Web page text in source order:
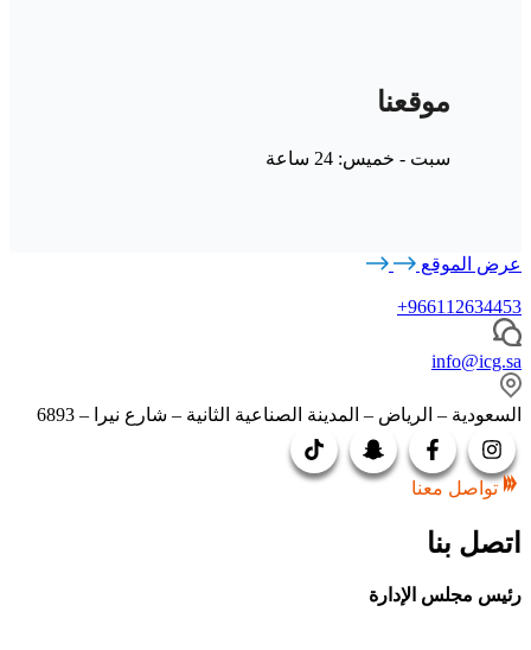
موقعنا
سبت - خميس: 24 ساعة
عرض الموقع
966112634453+
info@icg.sa
السعودية – الرياض – المدينة الصناعية الثانية – شارع نيرا – 6893
تواصل معنا
اتصل بنا
رئيس مجلس الإدارة